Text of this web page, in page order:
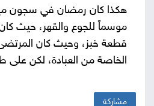
هكذا كان رمضان في سجون
موسماً للجوع والقهر، حيث
قطعة خبز، وحيث كان
الخاصة من العبادة، لكن على
مشاركة